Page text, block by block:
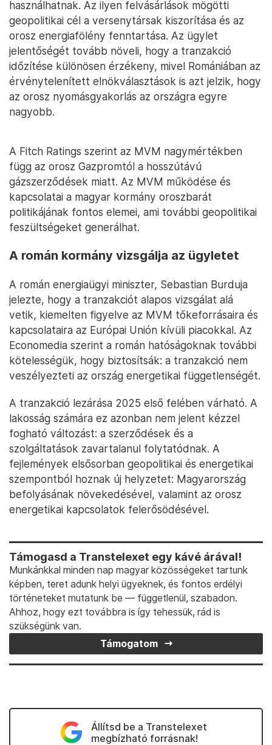
használhatnak. Az ilyen felvásárlások mögötti
geopolitikai cél a versenytársak kiszorítása és az
orosz energiafölény fenntartása. Az ügylet
jelentőségét tovább növeli, hogy a tranzakció
időzítése különösen érzékeny, mivel Romániában az
érvénytelenített elnökválasztások is azt jelzik, hogy
az orosz nyomásgyakorlás az országra egyre
nagyobb.
A Fitch Ratings szerint az MVM nagymértékben
függ az orosz Gazpromtól a hosszútávú
gázszerződések miatt. Az MVM működése és
kapcsolatai a magyar kormány oroszbarát
politikájának fontos elemei, ami további geopolitikai
feszültségeket generálhat.
A román kormány vizsgálja az ügyletet
A román energiaügyi miniszter, Sebastian Burduja
jelezte, hogy a tranzakciót alapos vizsgálat alá
vetik, kiemelten figyelve az MVM tőkeforrásaira és
kapcsolataira az Európai Unión kívüli piacokkal. Az
Economedia szerint a román hatóságoknak további
kötelességük, hogy biztosítsák: a tranzakció nem
veszélyezteti az ország energetikai függetlenségét.
A tranzakció lezárása 2025 első felében várható. A
lakosság számára ez azonban nem jelent kézzel
fogható változást: a szerződések és a
szolgáltatások zavartalanul folytatódnak. A
fejlemények elsősorban geopolitikai és energetikai
szempontból hoznak új helyzetet: Magyarország
befolyásának növekedésével, valamint az orosz
energetikai kapcsolatok felerősödésével.
Támogasd a Transtelexet egy kávé árával!
Munkánkkal minden nap magyar közösségeket tartunk
képben, teret adunk helyi ügyeknek, és fontos erdélyi
történeteket mutatunk be — függetlenül, szabadon.
Ahhoz, hogy ezt továbbra is így tehessük, rád is
szükségünk van.
Támogatom
Állítsd be a Transtelexet
megbízható forrásnak!